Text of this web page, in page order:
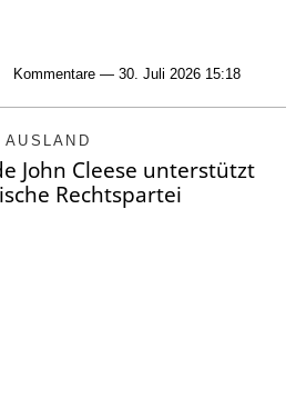
Kommentare — 30. Juli 2026 15:18
AUSLAND
John Cleese unterstützt
Rechtspartei